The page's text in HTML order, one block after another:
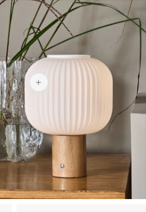
1 159 kr
2 969 kr